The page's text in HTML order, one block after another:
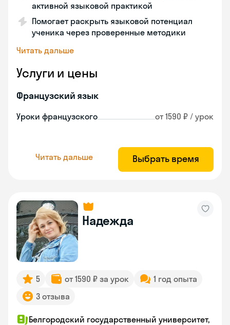
активной языковой практикой
Помогает раскрыть языковой потенциал
ученика через проверенные методики
Читать дальше
Услуги и цены
Французский язык
Уроки французского от 1590 ₽ / урок
Читать дальше Выбрать время
Надежда
5 от 1590 ₽ за урок
1 год опыта
3 отзыва
Белгородский государственный университет,